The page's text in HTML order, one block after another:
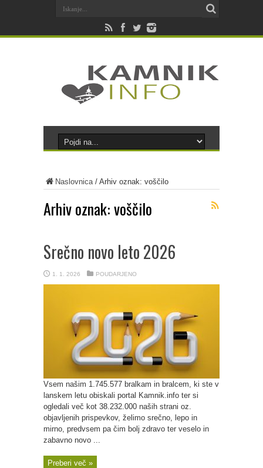
Naslovnica/ Arhiv oznak: voščilo
Arhiv oznak:voščilo
Srečno novo leto 2026
1. 1. 2026 POUDARJENO
Vsem našim 1.745.577 bralkam in bralcem, ki ste v
lanskem letu obiskali portal Kamnik.info ter si
ogledali več kot 38.232.000 naših strani oz.
objavljenih prispevkov, želimo srečno, lepo in
mirno, predvsem pa čim bolj zdravo ter veselo in
zabavno novo ...
Preberi več »